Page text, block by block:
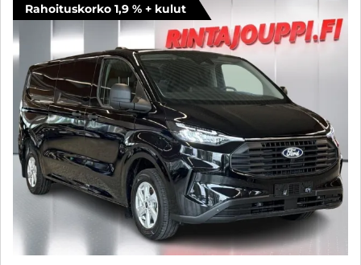
Rahoituskorko 1,9 % + kulut